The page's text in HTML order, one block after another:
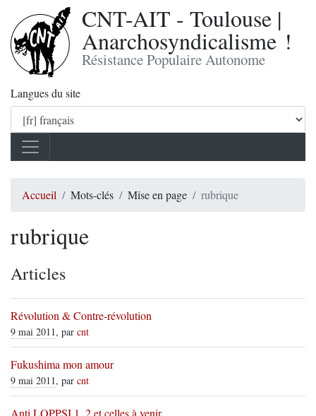
CNT-AIT - Toulouse |
Anarchosyndicalisme !
Résistance Populaire Autonome
Langues du site
Accueil Mots-clés Mise en page rubrique
rubrique
Articles
Révolution & Contre-révolution
9 mai 2011, par cnt
Fukushima mon amour
9 mai 2011, par cnt
Anti LOPPSI 1, 2 et celles à venir...